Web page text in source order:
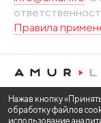
Правила
Нажав кнопку
обработку файлов
использование